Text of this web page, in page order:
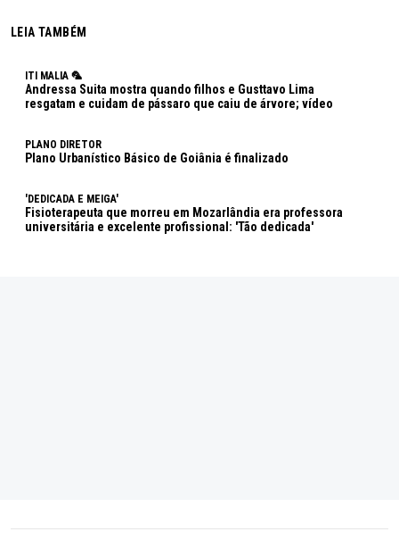
LEIA TAMBÉM
ITI MALIA 🦜
Andressa Suita mostra quando filhos e Gusttavo Lima
resgatam e cuidam de pássaro que caiu de árvore; vídeo
PLANO DIRETOR
Plano Urbanístico Básico de Goiânia é finalizado
'DEDICADA E MEIGA'
Fisioterapeuta que morreu em Mozarlândia era professora
universitária e excelente profissional: 'Tão dedicada'